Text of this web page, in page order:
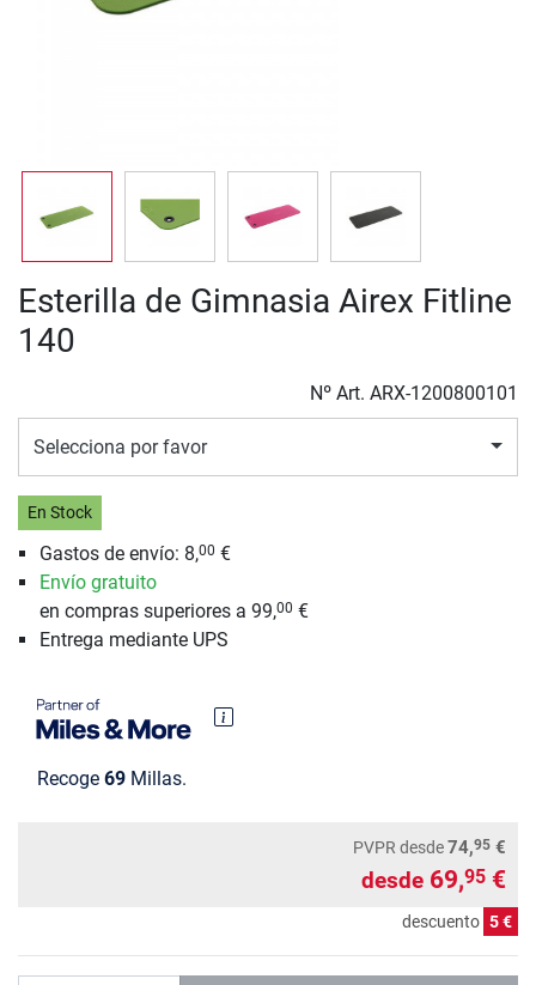
Esterilla de Gimnasia Airex Fitline
140
Nº Art. ARX-1200800101
Selecciona por favor
En Stock
Gastos de envío: 8,00 €
Envío gratuito
en compras superiores a 99,00 €
Entrega mediante UPS
Recoge 69 Millas.
PVPR desde74,95 €
desde 69,95 €
descuento 5 €